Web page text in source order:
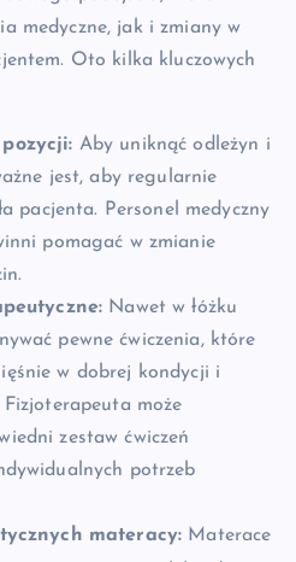
medyczne, jak i zmiany w
Oto kilka kluczowych
Aby uniknąć odleżyn i
jest, aby regularnie
pacjenta. Personel medyczny
pomagać w zmianie
Nawet w łóżku
pewne ćwiczenia, które
w dobrej kondycji i
może
zestaw ćwiczeń
potrzeb
materacy: Materace